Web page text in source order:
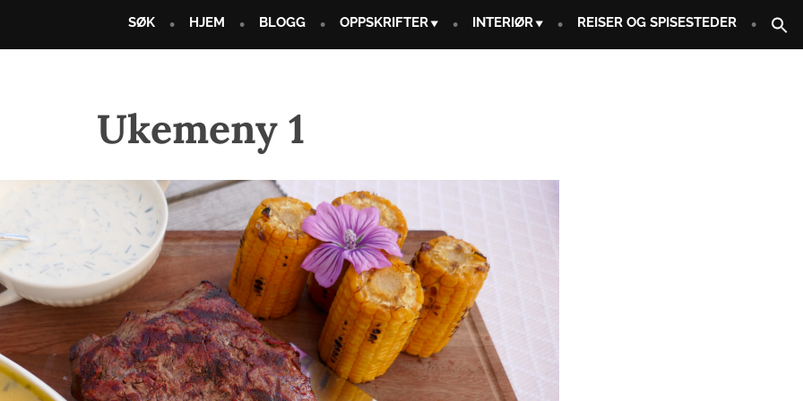
SØK HJEM BLOGG OPPSKRIFTER INTERIØR REISER OG SPISESTEDER
Ukemeny 1